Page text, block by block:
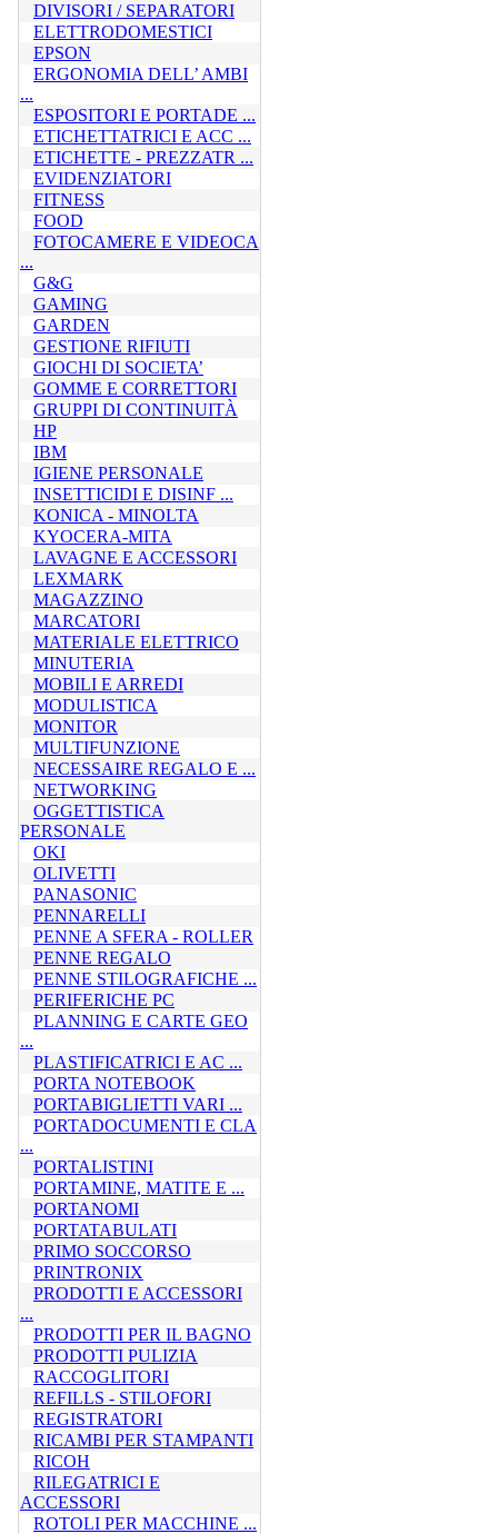
DIVISORI / SEPARATORI
ELETTRODOMESTICI
EPSON
ERGONOMIA DELL’ AMBI
...
ESPOSITORI E PORTADE ...
ETICHETTATRICI E ACC ...
ETICHETTE - PREZZATR ...
EVIDENZIATORI
FITNESS
FOOD
FOTOCAMERE E VIDEOCA
...
G&G
GAMING
GARDEN
GESTIONE RIFIUTI
GIOCHI DI SOCIETA’
GOMME E CORRETTORI
GRUPPI DI CONTINUITÀ
HP
IBM
IGIENE PERSONALE
INSETTICIDI E DISINF ...
KONICA - MINOLTA
KYOCERA-MITA
LAVAGNE E ACCESSORI
LEXMARK
MAGAZZINO
MARCATORI
MATERIALE ELETTRICO
MINUTERIA
MOBILI E ARREDI
MODULISTICA
MONITOR
MULTIFUNZIONE
NECESSAIRE REGALO E ...
NETWORKING
OGGETTISTICA
PERSONALE
OKI
OLIVETTI
PANASONIC
PENNARELLI
PENNE A SFERA - ROLLER
PENNE REGALO
PENNE STILOGRAFICHE ...
PERIFERICHE PC
PLANNING E CARTE GEO
...
PLASTIFICATRICI E AC ...
PORTA NOTEBOOK
PORTABIGLIETTI VARI ...
PORTADOCUMENTI E CLA
...
PORTALISTINI
PORTAMINE, MATITE E ...
PORTANOMI
PORTATABULATI
PRIMO SOCCORSO
PRINTRONIX
PRODOTTI E ACCESSORI
...
PRODOTTI PER IL BAGNO
PRODOTTI PULIZIA
RACCOGLITORI
REFILLS - STILOFORI
REGISTRATORI
RICAMBI PER STAMPANTI
RICOH
RILEGATRICI E
ACCESSORI
ROTOLI PER MACCHINE ...